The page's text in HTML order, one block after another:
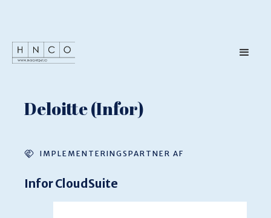
Deloitte (Infor)
IMPLEMENTERINGSPARTNER AF
Infor CloudSuite